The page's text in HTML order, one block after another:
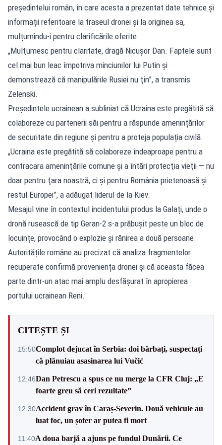
președintelui român, în care acesta a prezentat date tehnice și
informații referitoare la traseul dronei și la originea sa,
mulțumindu-i pentru clarificările oferite.
„Mulţumesc pentru claritate, dragă Nicuşor Dan. Faptele sunt
cel mai bun leac împotriva minciunilor lui Putin şi
demonstrează că manipulările Rusiei nu ţin”, a transmis
Zelenski.
Președintele ucrainean a subliniat că Ucraina este pregătită să
colaboreze cu partenerii săi pentru a răspunde amenințărilor
de securitate din regiune și pentru a proteja populația civilă.
„Ucraina este pregătită să colaboreze îndeaproape pentru a
contracara ameninţările comune şi a întări protecţia vieţii — nu
doar pentru ţara noastră, ci şi pentru România prietenoasă şi
restul Europei”, a adăugat liderul de la Kiev.
Mesajul vine în contextul incidentului produs la Galați, unde o
dronă rusească de tip Geran-2 s-a prăbușit peste un bloc de
locuințe, provocând o explozie și rănirea a două persoane.
Autoritățile române au precizat că analiza fragmentelor
recuperate confirmă proveniența dronei și că aceasta făcea
parte dintr-un atac mai amplu desfășurat în apropierea
portului ucrainean Reni.
CITEȘTE ȘI
15:50Complot dejucat în Serbia: doi bărbați, suspectați
că plănuiau asasinarea lui Vučić
12:46Dan Petrescu a spus ce nu merge la CFR Cluj: „E
foarte greu să ceri rezultate”
12:30Accident grav în Caraș-Severin. Două vehicule au
luat foc, un șofer ar putea fi mort
11:40A doua barjă a ajuns pe fundul Dunării. Ce